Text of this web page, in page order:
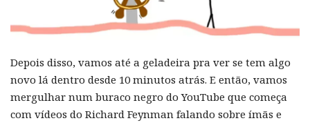
Depois disso, vamos até a geladeira pra ver se tem algo
novo lá dentro desde 10 minutos atrás. E então, vamos
mergulhar num buraco negro do YouTube que começa
com vídeos do Richard Feynman falando sobre ímãs e